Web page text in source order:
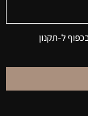
ל-תקנון